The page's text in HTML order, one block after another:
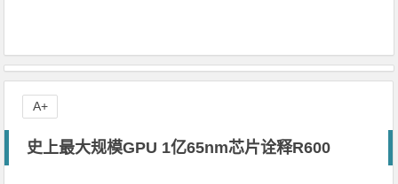
史上最大规模GPU 1亿65nm芯片诠释R600
A+